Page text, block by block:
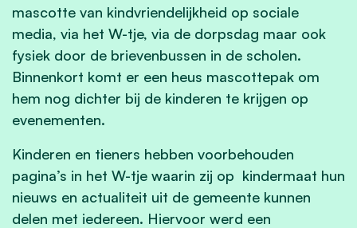
mascotte van kindvriendelijkheid op sociale
media, via het W-tje, via de dorpsdag maar ook
fysiek door de brievenbussen in de scholen.
Binnenkort komt er een heus mascottepak om
hem nog dichter bij de kinderen te krijgen op
evenementen.
Kinderen en tieners hebben voorbehouden
pagina’s in het W-tje waarin zij op kindermaat hun
nieuws en actualiteit uit de gemeente kunnen
delen met iedereen. Hiervoor werd een